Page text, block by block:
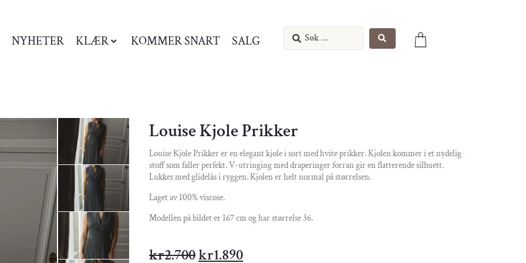
NYHETER KLÆR KOMMER SNART SALG
Louise Kjole Prikker
Louise Kjole Prikker er en elegant kjole i sort med hvite prikker. Kjolen kommer i et nydelig
stoff som faller perfekt. V-utringing med draperinger forran gir en flatterende silhuett.
Lukkes med glidelås i ryggen. Kjolen er helt normal på størrelsen.
Laget av 100% viscose.
Modellen på bildet er 167 cm og har størrelse 36.
kr2.700kr1.890